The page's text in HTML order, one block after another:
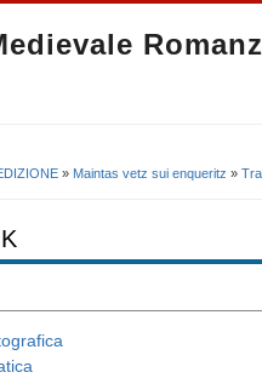
» Maintas vetz sui enqueritz »